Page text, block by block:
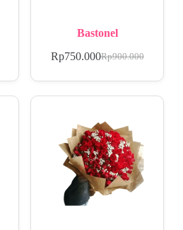
Bastonel
Rp900.000
Rp750.000